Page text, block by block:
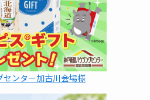
ンター加古川会場様